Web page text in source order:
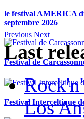
le festival AMERICA
septembre 2026
Festival de
Festival Interceltique
Previous Next
Last
Los